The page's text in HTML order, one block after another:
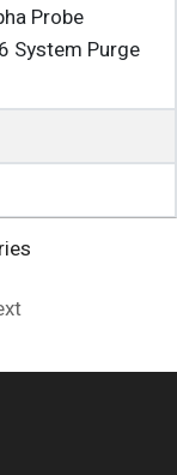
Probe
System Purge